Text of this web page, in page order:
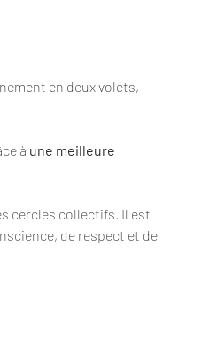
en deux volets,
à une meilleure
cercles collectifs. Il est
de respect et de